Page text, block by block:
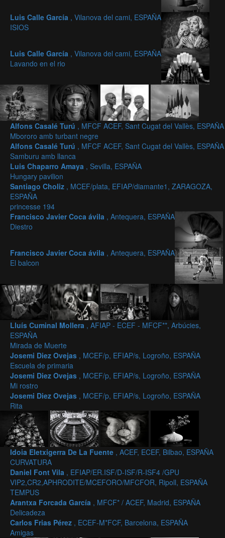
Luis Calle García , Vilanova del cami, ESPAÑA
ISIOS
Luis Calle García , Vilanova del cami, ESPAÑA
Lavando en el rio
Alfons Casalé Turú , MFCF ACEF, Sant Cugat del Vallès, ESPAÑA
Mbororo amb turbant negre
Alfons Casalé Turú , MFCF ACEF, Sant Cugat del Vallès, ESPAÑA
Samburu amb llanca
Luis Chaparro Amaya , Sevilla, ESPAÑA
Hungary pavilion
Santiago Choliz , MCEF/plata, EFIAP/diamante1, ZARAGOZA,
ESPAÑA
princesse 194
Francisco Javier Coca ávila , Antequera, ESPAÑA
Diestro
Francisco Javier Coca ávila , Antequera, ESPAÑA
El balcon
Lluís Cuminal Mollera , AFIAP - ECEF - MFCF**, Arbúcies,
ESPAÑA
Mirada de Muerte
Josemi Diez Ovejas , MCEF/p, EFIAP/s, Logroño, ESPAÑA
Escuela de primaria
Josemi Diez Ovejas , MCEF/p, EFIAP/s, Logroño, ESPAÑA
Mi rostro
Josemi Diez Ovejas , MCEF/p, EFIAP/s, Logroño, ESPAÑA
Rita
Idoia Eletxigerra De La Fuente , ACEF, ECEF, Bilbao, ESPAÑA
CURVATURA
Daniel Font Vila , EFIAP/ER.ISF/D-ISF/R-ISF4 /GPU
VIP2,CR2,APHRODITE/MCEFORO/MFCFOR, Ripoll, ESPAÑA
TEMPUS
Arantxa Forcada García , MFCF* / ACEF, Madrid, ESPAÑA
Delicadeza
Carlos Frias Pérez , ECEF-M*FCF, Barcelona, ESPAÑA
Amigas